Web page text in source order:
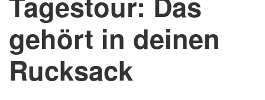
gehört in deinen
Rucksack